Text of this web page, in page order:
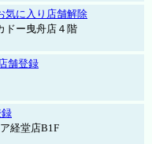
気に入り店舗解除
ドー曳舟店４階
舗登録
経堂店B1F